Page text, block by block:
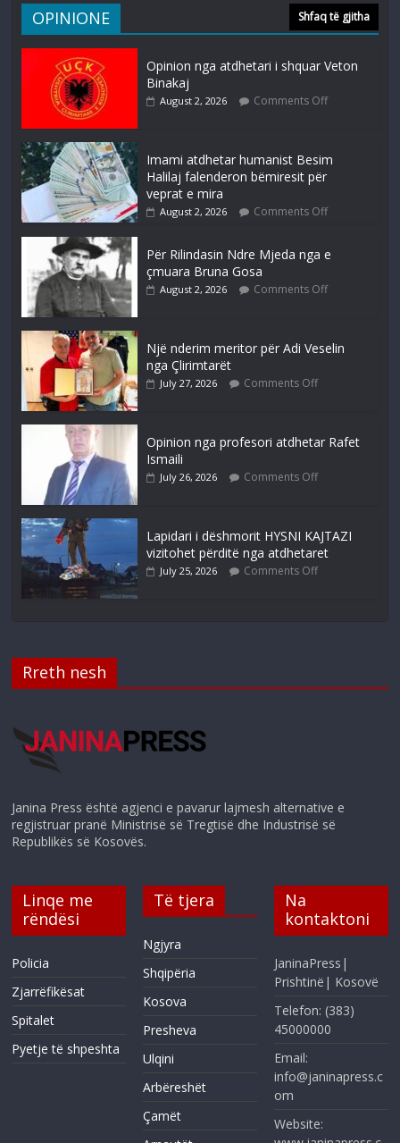
OPINIONE Shfaq të gjitha
Opinion nga atdhetari i shquar Veton
Binakaj
August 2, 2026 Comments Off
Imami atdhetar humanist Besim
Halilaj falenderon bëmiresit për
veprat e mira
August 2, 2026 Comments Off
Për Rilindasin Ndre Mjeda nga e
çmuara Bruna Gosa
August 2, 2026 Comments Off
Një nderim meritor për Adi Veselin
nga Çlirimtarët
July 27, 2026 Comments Off
Opinion nga profesori atdhetar Rafet
Ismaili
July 26, 2026 Comments Off
Lapidari i dëshmorit HYSNI KAJTAZI
vizitohet përditë nga atdhetaret
July 25, 2026 Comments Off
Rreth nesh
Janina Press është agjenci e pavarur lajmesh alternative e
regjistruar pranë Ministrisë së Tregtisë dhe Industrisë së
Republikës së Kosovës.
Linqe me
rëndësi
Policia
Zjarrëfikësat
Spitalet
Pyetje të shpeshta
Të tjera
Ngjyra
Shqipëria
Kosova
Presheva
Ulqini
Arbëreshët
Çamët
Na
kontaktoni
JaninaPress|
Prishtinë| Kosovë
Telefon: (383)
45000000
Email:
info@janinapress.c
om
Website: